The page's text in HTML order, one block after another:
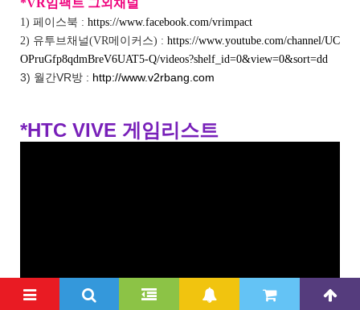
*VR임팩트 그외채널
1) 페이스북 : https://www.facebook.com/vrimpact
2) 유투브채널(VR메이커스) : https://www.youtube.com/channel/UC
OPruGfp8qdmBreV6UAT5-Q/videos?shelf_id=0&view=0&sort=dd
3) 월간VR방 : http://www.v2rbang.com
*HTC VIVE 게임리스트